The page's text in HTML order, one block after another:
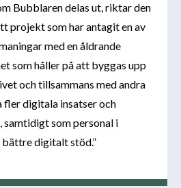
Bubblaren delas ut, riktar den
projekt som har antagit en av
med en åldrande
som håller på att byggas upp
och tillsammans med andra
digitala insatser och
samtidigt som personal i
digitalt stöd.”